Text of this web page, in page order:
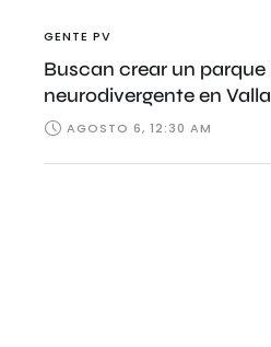
GENTE PV
Buscan crear un parque
neurodivergente en
AGOSTO 6, 12:30 AM